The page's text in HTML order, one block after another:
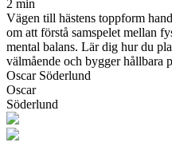
2 min
Vägen till hästens toppform
om att förstå samspelet mellan
mental balans. Lär dig hur du
välmående och bygger hållbara
Oscar Söderlund
Oscar
Söderlund